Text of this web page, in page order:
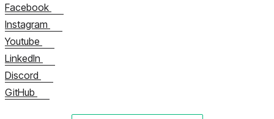
Facebook
Instagram
Youtube
LinkedIn
Discord
GitHub